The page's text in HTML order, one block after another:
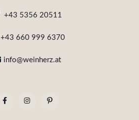
+43 5356 20511
+43 660 999 6370
info@weinherz.at